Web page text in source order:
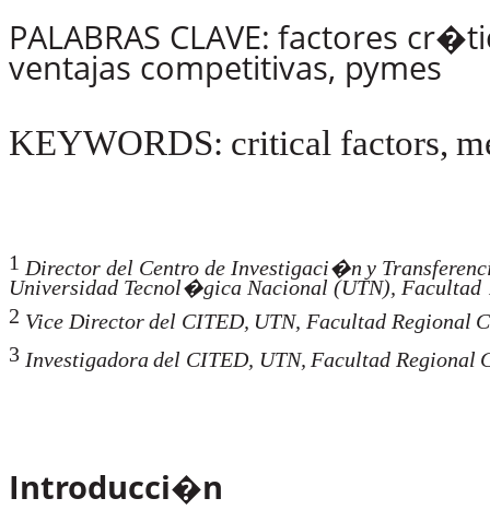
PALABRAS CLAVE: factores
ventajas competitivas, pymes
KEYWORDS: critical factors,
1 Director del Centro de Investigaci�n y
Universidad Tecnol�gica Nacional (UTN), Facultad
2 Vice Director del CITED, UTN, Facultad Regional
3 Investigadora del CITED, UTN, Facultad Regional
Introducci�n